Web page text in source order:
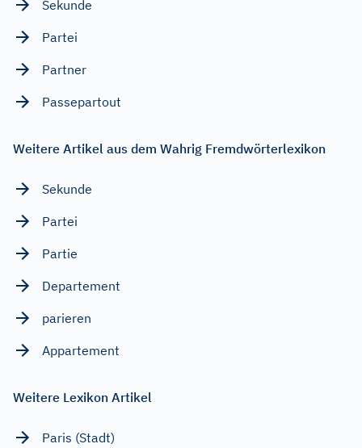
Sekunde
Partei
Partner
Passepartout
Weitere Artikel aus dem Wahrig Fremdwörterlexikon
Sekunde
Partei
Partie
Departement
parieren
Appartement
Weitere Lexikon Artikel
Paris (Stadt)